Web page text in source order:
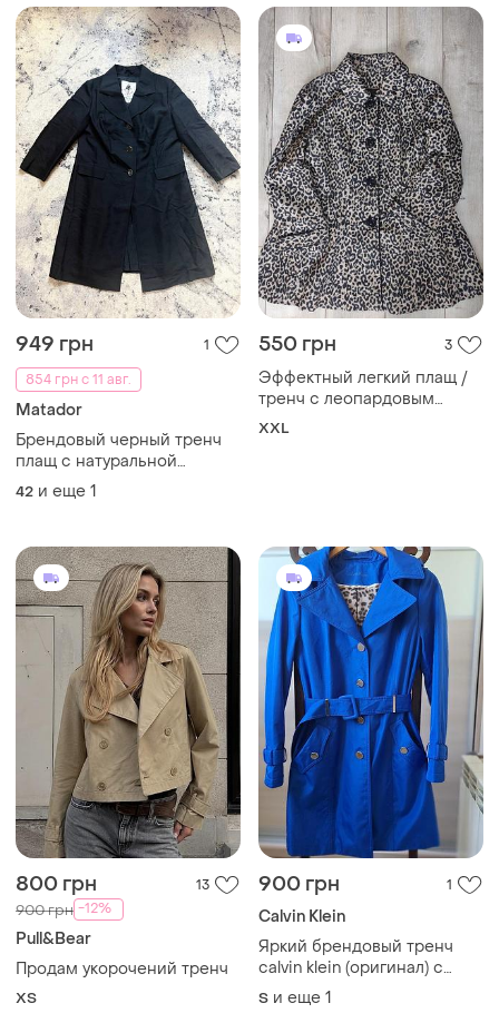
949 грн
1
854 грн с 11 авг.
Matador
Брендовый черный тренч
плащ с натуральной
шерстью matador, xl
размер.
42 и еще 1
550 грн 3
Эффектный легкий плащ /
тренч с леопардовым
принтом и черным кантом,
XXL
800 грн 13
900 грн -12%
Pull&Bear
Продам укорочений тренч
ХS
900 грн 1
Calvin Klein
Яркий брендовый тренч
calvin klein (оригинал) с
анималистической
подкладкой
S и еще 1